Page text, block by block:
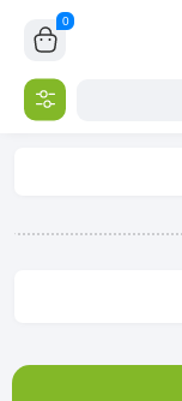
0